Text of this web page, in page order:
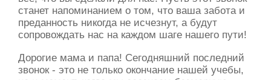
станет напоминанием о том, что ваша забота и
преданность никогда не исчезнут, а будут
сопровождать нас на каждом шаге нашего пути!
Дорогие мама и папа! Сегодняшний последний
звонок - это не только окончание нашей учебы,